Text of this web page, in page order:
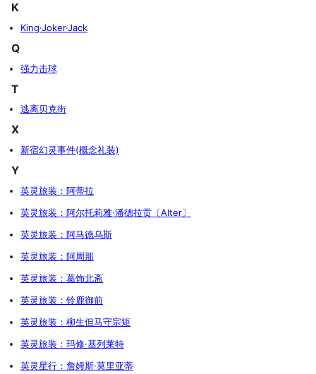
K
King·Joker·Jack
Q
强力击球
T
逃离贝克街
X
新宿幻灵事件(概念礼装)
Y
英灵旅装：阿蒂拉
英灵旅装：阿尔托莉雅·潘德拉贡〔Alter〕
英灵旅装：阿马德乌斯
英灵旅装：阿周那
英灵旅装：葛饰北斋
英灵旅装：铃鹿御前
英灵旅装：柳生但马守宗矩
英灵旅装：玛修·基列莱特
英灵星行：詹姆斯·莫里亚蒂